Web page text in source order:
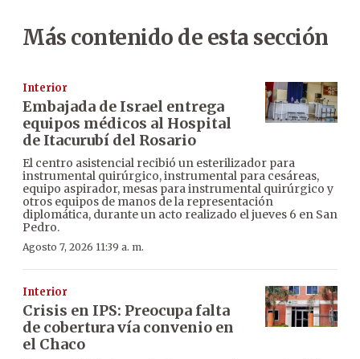
Más contenido de esta sección
Interior
Embajada de Israel entrega
equipos médicos al Hospital
de Itacurubí del Rosario
El centro asistencial recibió un esterilizador para
instrumental quirúrgico, instrumental para cesáreas,
equipo aspirador, mesas para instrumental quirúrgico y
otros equipos de manos de la representación
diplomática, durante un acto realizado el jueves 6 en San
Pedro.
Agosto 7, 2026 11:39 a. m.
Interior
Crisis en IPS: Preocupa falta
de cobertura vía convenio en
el Chaco